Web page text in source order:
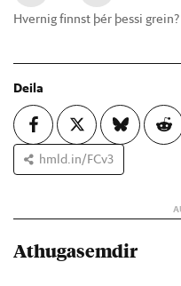
Hvernig finnst þér þessi grein?
Deila
hmld.in/FCv3
Athugasemdir